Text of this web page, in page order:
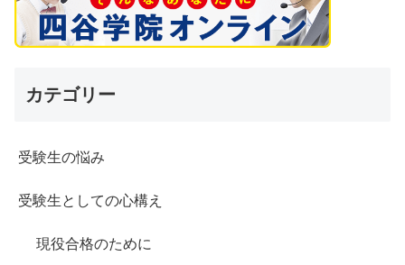
カテゴリー
受験生の悩み
受験生としての心構え
現役合格のために